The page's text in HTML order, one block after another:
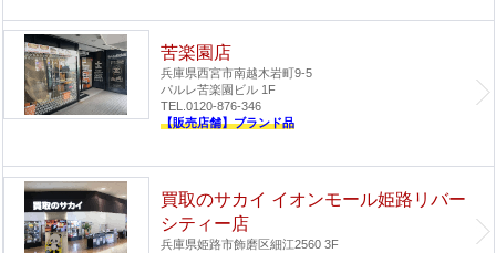
苦楽園店
兵庫県西宮市南越木岩町9-5
パルレ苦楽園ビル 1F
TEL.0120-876-346
【販売店舗】ブランド品
買取のサカイ イオンモール姫路リバー
シティー店
兵庫県姫路市飾磨区細江2560 3F